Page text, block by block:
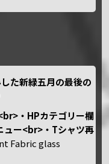
た新緑五月の最後の
・HPカテゴリー欄
ュー<br>・Tシャツ再
Fabric glass